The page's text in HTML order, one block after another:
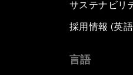
サステナビリ
採用情報 (英
言語